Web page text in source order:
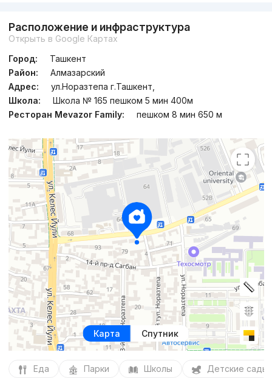
Расположение и инфраструктура
Открыть в Google Картах
Город:
Ташкент
Район:
Алмазарский
Адрес:
ул.Норазтепа г.Ташкент,
Школа:
Школа № 165 пешком 5 мин 400м
Ресторан Mevazor Family:
пешком 8 мин 650 м
Карта Спутник
Еда Парки Школы Детские сады